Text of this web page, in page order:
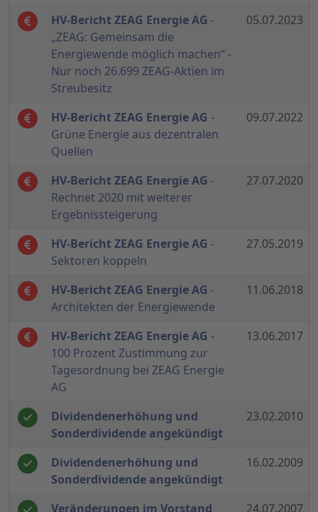
HV-Bericht ZEAG Energie AG -
„ZEAG: Gemeinsam die
Energiewende möglich machen“ -
Nur noch 26.699 ZEAG-Aktien im
Streubesitz
05.07.2023
HV-Bericht ZEAG Energie AG -
Grüne Energie aus dezentralen
Quellen
09.07.2022
HV-Bericht ZEAG Energie AG -
Rechnet 2020 mit weiterer
Ergebnissteigerung
27.07.2020
HV-Bericht ZEAG Energie AG -
Sektoren koppeln
27.05.2019
HV-Bericht ZEAG Energie AG -
Architekten der Energiewende
11.06.2018
HV-Bericht ZEAG Energie AG -
100 Prozent Zustimmung zur
Tagesordnung bei ZEAG Energie
AG
13.06.2017
Dividendenerhöhung und
Sonderdividende angekündigt
23.02.2010
Dividendenerhöhung und
Sonderdividende angekündigt
16.02.2009
Veränderungen im Vorstand 24.07.2007